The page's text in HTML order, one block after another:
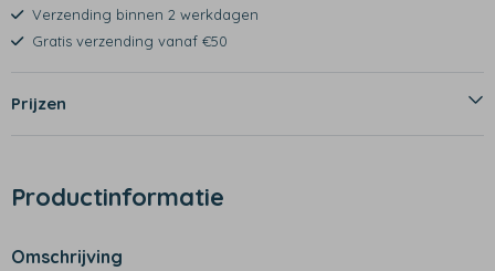
Verzending binnen 2 werkdagen
Gratis verzending vanaf €50
Prijzen
Productinformatie
Omschrijving